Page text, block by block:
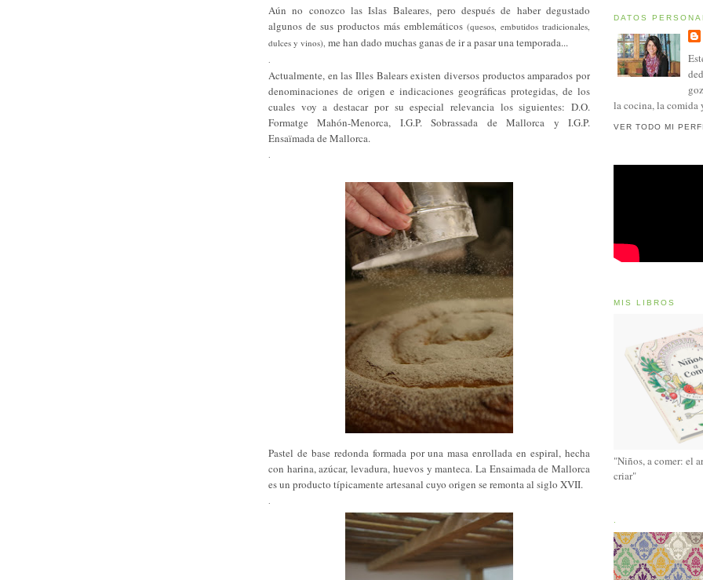
Aún no conozco las Islas Baleares, pero después de haber degustado
algunos de sus productos más emblemáticos (quesos, embutidos tradicionales,
dulces y vinos), me han dado muchas ganas de ir a pasar una temporada...
Actualmente, en las Illes Balears existen diversos productos amparados por
denominaciones de origen e indicaciones geográficas protegidas, de los
cuales voy a destacar por su especial relevancia los siguientes: D.O.
Formatge Mahón-Menorca, I.G.P. Sobrassada de Mallorca y I.G.P.
Ensaïmada de Mallorca.
Pastel de base redonda formada por una masa enrollada en espiral, hecha
con harina, azúcar, levadura, huevos y manteca. La Ensaimada de Mallorca
es un producto típicamente artesanal cuyo origen se remonta al siglo XVII.
DATOS
la cocina, la comida
VER TODO MI
MIS LIBROS
"Niños, a comer: el
criar"
.